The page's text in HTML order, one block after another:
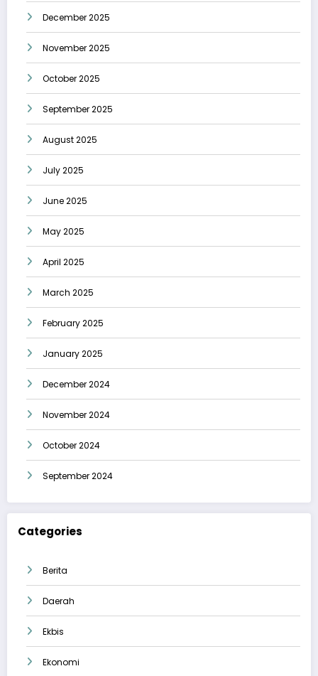
December 2025
November 2025
October 2025
September 2025
August 2025
July 2025
June 2025
May 2025
April 2025
March 2025
February 2025
January 2025
December 2024
November 2024
October 2024
September 2024
Categories
Berita
Daerah
Ekbis
Ekonomi